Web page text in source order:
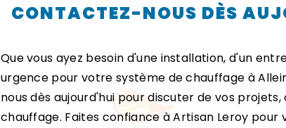
CONTACTEZ-NOUS DÈS
Que vous ayez besoin d'une installation, d'un
urgence pour votre système de chauffage à
nous dès aujourd'hui pour discuter de vos
chauffage. Faites confiance à Artisan Leroy